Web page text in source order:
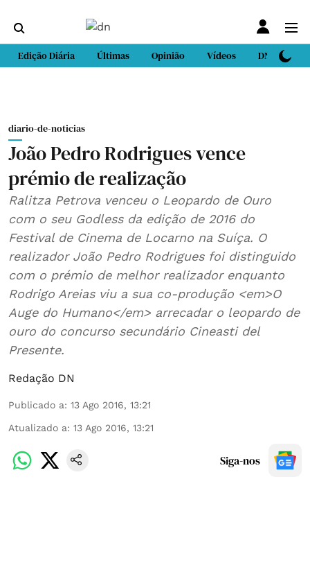
Edição Diária Últimas Opinião Vídeos DN Sport
diario-de-noticias
João Pedro Rodrigues vence
prémio de realização
Ralitza Petrova venceu o Leopardo de Ouro
com o seu Godless da edição de 2016 do
Festival de Cinema de Locarno na Suíça. O
realizador João Pedro Rodrigues foi distinguido
com o prémio de melhor realizador enquanto
Rodrigo Areias viu a sua co-produção <em>O
Auge do Humano</em> arrecadar o leopardo de
ouro do concurso secundário Cineasti del
Presente.
Redação DN
Publicado a: 13 Ago 2016, 13:21
Atualizado a: 13 Ago 2016, 13:21
Siga-nos